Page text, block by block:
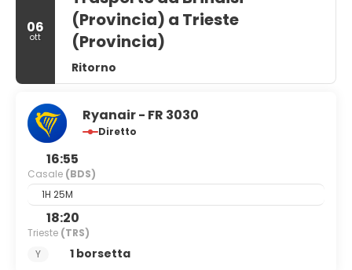
06
ott
(Provincia) a Trieste
(Provincia)
Ritorno
Ryanair - FR 3030
Diretto
16:55
Casale (BDS)
1H 25M
18:20
Trieste (TRS)
Y
1 borsetta